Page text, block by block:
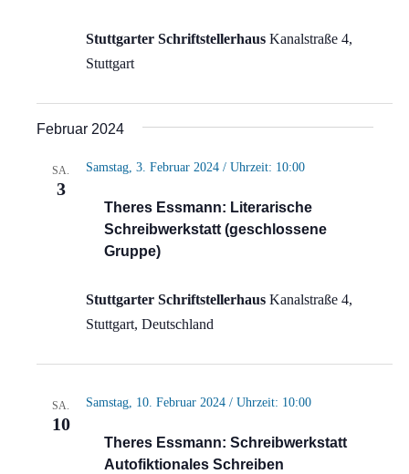
Stuttgarter Schriftstellerhaus Kanalstraße 4,
Stuttgart
Februar 2024
SA.
3
Theres Essmann: Literarische
Schreibwerkstatt (geschlossene
Gruppe)
Samstag, 3. Februar 2024 / Uhrzeit: 10:00
Stuttgarter Schriftstellerhaus Kanalstraße 4,
Stuttgart, Deutschland
SA.
10
Theres Essmann: Schreibwerkstatt
Autofiktionales Schreiben
Samstag, 10. Februar 2024 / Uhrzeit: 10:00